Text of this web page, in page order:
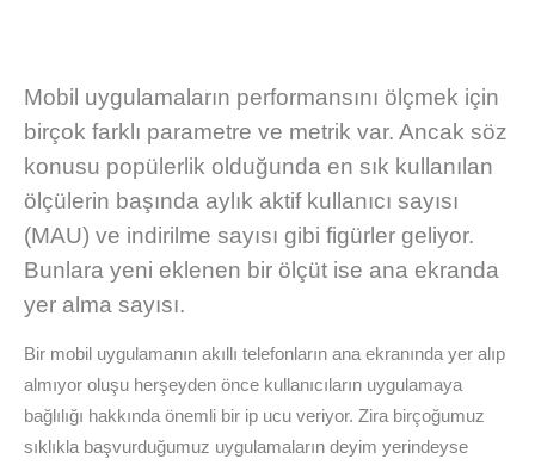
Mobil uygulamaların performansını ölçmek için
birçok farklı parametre ve metrik var. Ancak söz
konusu popülerlik olduğunda en sık kullanılan
ölçülerin başında aylık aktif kullanıcı sayısı
(MAU) ve indirilme sayısı gibi figürler geliyor.
Bunlara yeni eklenen bir ölçüt ise ana ekranda
yer alma sayısı.
Bir mobil uygulamanın akıllı telefonların ana ekranında yer alıp
almıyor oluşu herşeyden önce kullanıcıların uygulamaya
bağlılığı hakkında önemli bir ip ucu veriyor. Zira birçoğumuz
sıklıkla başvurduğumuz uygulamaların deyim yerindeyse